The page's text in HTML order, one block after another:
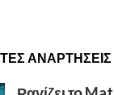
ΑΝΑΡΤΉΣΕΙΣ